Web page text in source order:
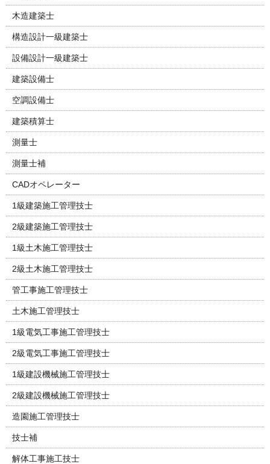
木造建築士
構造設計一級建築士
設備設計一級建築士
建築設備士
空調設備士
建築積算士
測量士
測量士補
CADオペレーター
1級建築施工管理技士
2級建築施工管理技士
1級土木施工管理技士
2級土木施工管理技士
管工事施工管理技士
土木施工管理技士
1級電気工事施工管理技士
2級電気工事施工管理技士
1級建設機械施工管理技士
2級建設機械施工管理技士
造園施工管理技士
技士補
解体工事施工技士